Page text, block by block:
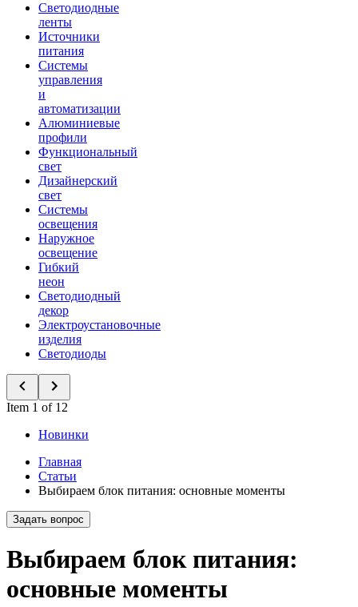
Светодиодные
ленты
Источники
питания
Системы
управления
и
автоматизации
Алюминиевые
профили
Функциональный
свет
Дизайнерский
свет
Системы
освещения
Наружное
освещение
Гибкий
неон
Светодиодный
декор
Электроустановочные
изделия
Светодиоды
Item 1 of 12
Новинки
Главная
Статьи
Выбираем блок питания: основные моменты
Задать вопрос
Выбираем блок питания:
основные моменты